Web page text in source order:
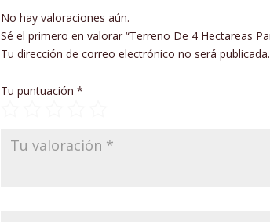
No hay valoraciones aún.
Sé el primero en valorar “Terreno De 4 Hectareas
Tu dirección de correo electrónico no será publicada.
Tu puntuación*